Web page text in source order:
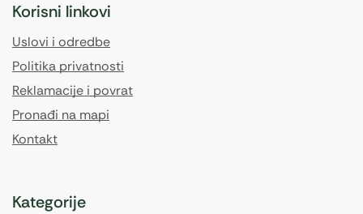
Korisni linkovi
Uslovi i odredbe
Politika privatnosti
Reklamacije i povrat
Pronađi na mapi
Kontakt
Kategorije